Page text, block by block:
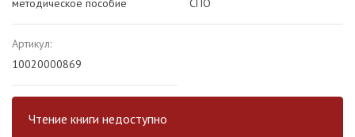
методическое пособие
СПО
Артикул:
10020000869
Чтение книги недоступно